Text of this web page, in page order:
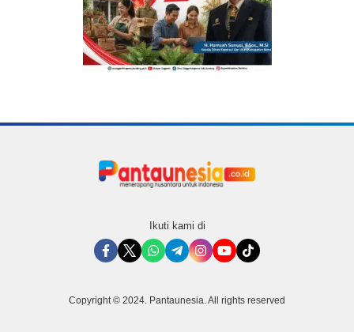
Ikuti kami di
Copyright © 2024. Pantaunesia. All rights reserved